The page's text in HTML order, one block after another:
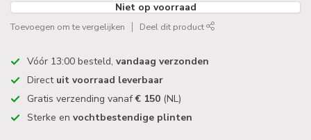
Niet op voorraad
Toevoegen om te vergelijken Deel dit product
Vóór 13:00 besteld, vandaag verzonden
Direct uit voorraad leverbaar
Gratis verzending vanaf€ 150 (NL)
Sterke en vochtbestendige plinten